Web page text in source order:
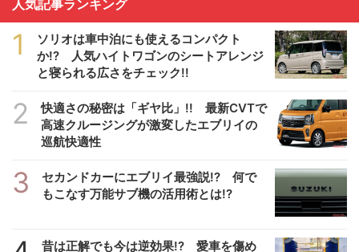
人気記事ランキング
1
ソリオは車中泊にも使えるコンパクト
か!? 人気ハイトワゴンのシートアレンジ
と寝られる広さをチェック!!
2
快適さの秘密は「ギヤ比」!! 最新CVTで
高速クルージングが激変したエブリイの
巡航快適性
3
セカンドカーにエブリイ最強説!? 何で
もこなす万能サブ機の活用術とは!?
昔は正解でも今は逆効果!? 愛車を傷め